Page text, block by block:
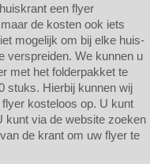
een flyer
de kosten ook iets
mogelijk om bij elke huis-
verspreiden. We kunnen u
met het folderpakket te
stuks. Hierbij kunnen wij
kosteloos op. U kunt
kunt via de website zoeken
de krant om uw flyer te